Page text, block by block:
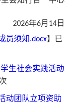
2026年6月14日
员须知.docx】已
生社会实践活动
次
动团队立项资助